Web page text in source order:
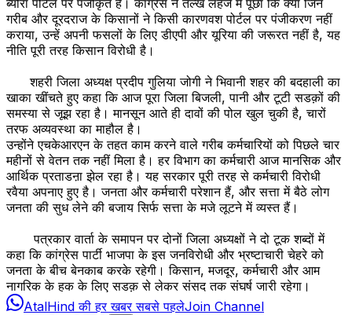
गरीब और दूरदराज के किसानों ने किसी कारणवश पोर्टल पर पंजीकरण नहीं
कराया, उन्हें अपनी फसलों के लिए डीएपी और यूरिया की जरूरत नहीं है, यह
नीति पूरी तरह किसान विरोधी है।
शहरी जिला अध्यक्ष प्रदीप गुलिया जोगी ने भिवानी शहर की बदहाली का
खाका खींचते हुए कहा कि आज पूरा जिला बिजली, पानी और टूटी सडक़ों की
समस्या से जूझ रहा है। मानसून आते ही दावों की पोल खुल चुकी है, चारों
तरफ अव्यवस्था का माहौल है।
उन्होंने एचकेआरएन के तहत काम करने वाले गरीब कर्मचारियों को पिछले चार
महीनों से वेतन तक नहीं मिला है। हर विभाग का कर्मचारी आज मानसिक और
आर्थिक प्रताडऩा झेल रहा है। यह सरकार पूरी तरह से कर्मचारी विरोधी
रवैया अपनाए हुए है। जनता और कर्मचारी परेशान हैं, और सत्ता में बैठे लोग
जनता की सुध लेने की बजाय सिर्फ सत्ता के मजे लूटने में व्यस्त हैं।
पत्रकार वार्ता के समापन पर दोनों जिला अध्यक्षों ने दो टूक शब्दों में
कहा कि कांग्रेस पार्टी भाजपा के इस जनविरोधी और भ्रष्टाचारी चेहरे को
जनता के बीच बेनकाब करके रहेगी। किसान, मजदूर, कर्मचारी और आम
नागरिक के हक के लिए सडक़ से लेकर संसद तक संघर्ष जारी रहेगा।
AtalHind की हर खबर सबसे पहलेJoin Channel